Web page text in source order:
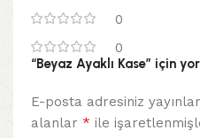
0
0
“Beyaz Ayaklı Kase” için
E-posta adresiniz
alanlar * ile